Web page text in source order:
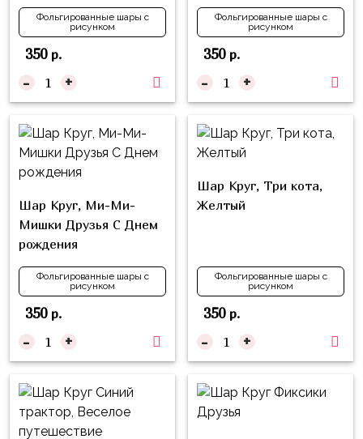
Фольгированные шары с
рисунком
350р.
- +
Фольгированные шары с
рисунком
350р.
- +
Шар Круг, Ми-Ми-
Мишки Друзья С Днем
рождения
Фольгированные шары с
рисунком
350р.
- +
Шар Круг, Три кота,
Желтый
Фольгированные шары с
рисунком
350р.
- +
Бизнес
Индивидуальная
надпись
на
шар
Буквы
Товары
для
праздника
Сервировка
Свечи
Бумажный
декор
Гудки
Динозавры
Принцессы
и
Минни
Спорт
Для
Бабушки
Для
Дедушки
Тропики
Гарри
Поттер
Космос
Единороги